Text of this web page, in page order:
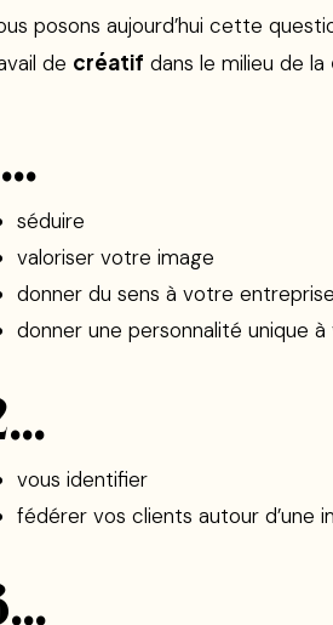
posons aujourd’hui cette
de créatif dans le milieu de la
séduire
valoriser votre image
donner du sens à votre entreprise
donner une personnalité unique
vous identifier
fédérer vos clients autour d’une